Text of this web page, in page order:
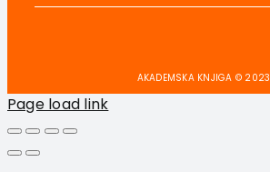
AKADEMSKA KNJIGA © 2023
Page load link